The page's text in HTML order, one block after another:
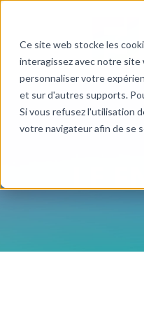
Ce site web stocke les
interagissez avec notre
personnaliser votre
et sur d'autres supports.
Si vous refusez l'utilisation
votre navigateur afin de se
LE